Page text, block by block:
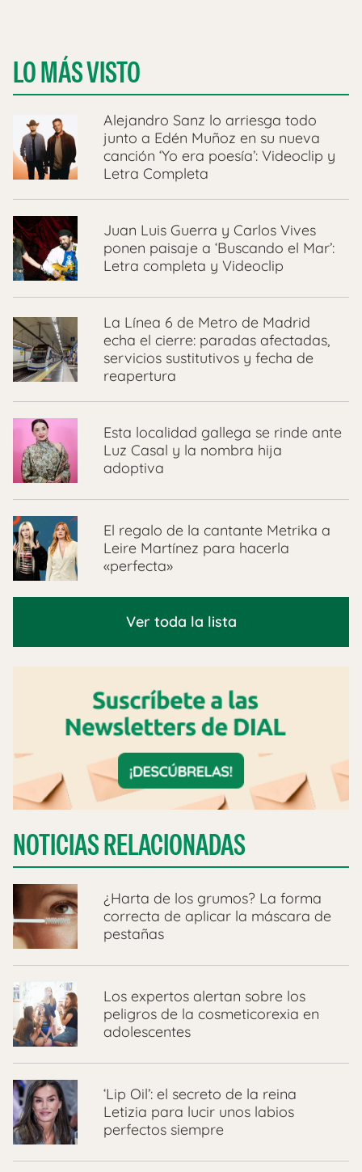
LO MÁS VISTO
Alejandro Sanz lo arriesga todo
junto a Edén Muñoz en su nueva
canción ‘Yo era poesía’: Videoclip y
Letra Completa
Juan Luis Guerra y Carlos Vives
ponen paisaje a ‘Buscando el Mar’:
Letra completa y Videoclip
La Línea 6 de Metro de Madrid
echa el cierre: paradas afectadas,
servicios sustitutivos y fecha de
reapertura
Esta localidad gallega se rinde ante
Luz Casal y la nombra hija
adoptiva
El regalo de la cantante Metrika a
Leire Martínez para hacerla
«perfecta»
Ver toda la lista
NOTICIAS RELACIONADAS
¿Harta de los grumos? La forma
correcta de aplicar la máscara de
pestañas
Los expertos alertan sobre los
peligros de la cosmeticorexia en
adolescentes
‘Lip Oil’: el secreto de la reina
Letizia para lucir unos labios
perfectos siempre